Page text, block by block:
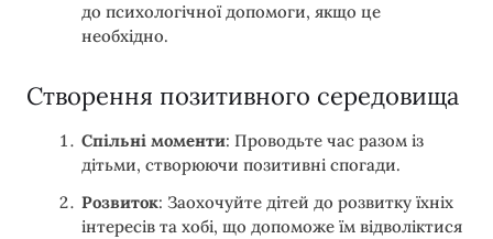
до психологічної допомоги, якщо це
необхідно.
Створення позитивного середовища
Спільні моменти: Проводьте час разом із
дітьми, створюючи позитивні спогади.
Розвиток: Заохочуйте дітей до розвитку їхніх
інтересів та хобі, що допоможе їм відволіктися